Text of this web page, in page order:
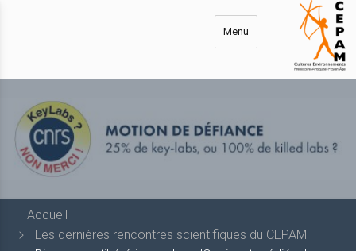
Menu
Accueil
Les dernières rencontres scientifiques du CEPAM